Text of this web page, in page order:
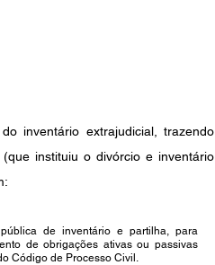
inventário extrajudicial, trazendo
instituiu o divórcio e inventário
de inventário e partilha, para
de obrigações ativas ou passivas
Código de Processo Civil.